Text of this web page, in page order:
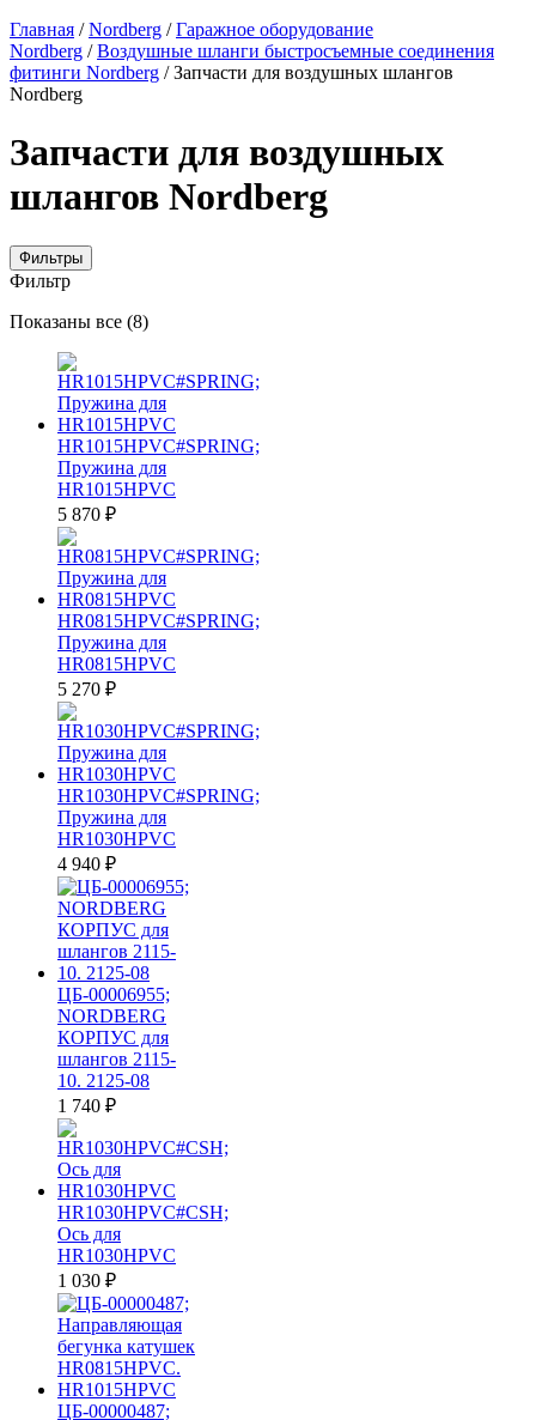
Главная /Nordberg /Гаражное оборудование
Nordberg /Воздушные шланги быстросъемные соединения
фитинги Nordberg / Запчасти для воздушных шлангов
Nordberg
Запчасти для воздушных
шлангов Nordberg
Фильтры
Фильтр
Показаны все (8)Цены:
HR1015HPVC#SPRING;
Пружина для
HR1015HPVC
5 870 ₽
HR0815HPVC#SPRING;
Пружина для
HR0815HPVC
5 270 ₽
HR1030HPVC#SPRING;
Пружина для
HR1030HPVC
4 940 ₽
ЦБ-00006955;
NORDBERG
КОРПУС для
шлангов 2115-
10. 2125-08
1 740 ₽
HR1030HPVC#CSH;
Ось для
HR1030HPVC
1 030 ₽
ЦБ-00000487;